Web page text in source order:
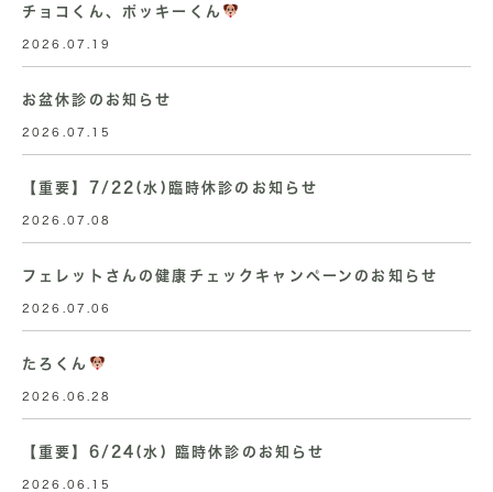
チョコくん、ポッキーくん
2026.07.19
お盆休診のお知らせ
2026.07.15
【重要】7/22(水)臨時休診のお知らせ
2026.07.08
フェレットさんの健康チェックキャンペーンのお知らせ
2026.07.06
たろくん
2026.06.28
【重要】6/24(水) 臨時休診のお知らせ
2026.06.15